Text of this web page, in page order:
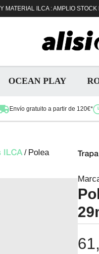
MATERIAL ILCA : AMPLIO
OCEAN PLAY
Envío gratuito a partir de 120€*
ILCA / Polea
Trapa